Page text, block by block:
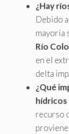
¿Hay
Debido
mayoría
Río
en el
delta
¿Qué
hídricos
recurso